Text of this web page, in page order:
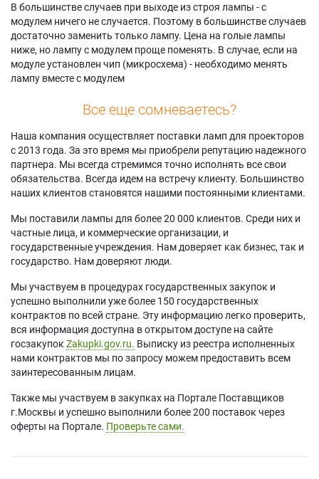
В большинстве случаев при выходе из строя лампы - с
модулем ничего не случается. Поэтому в большинстве случаев
достаточно заменить только лампу. Цена на голые лампы
ниже, но лампу с модулем проще поменять. В случае, если на
модуле установлен чип (микросхема) - необходимо менять
лампу вместе с модулем
Все еще сомневаетесь?
Наша компания осуществляет поставки ламп для проекторов
с 2013 года. За это время мы приобрели репутацию надежного
партнера. Мы всегда стремимся точно исполнять все свои
обязательства. Всегда идем на встречу клиенту. Большинство
наших клиентов становятся нашими постоянными клиентами.
Мы поставили лампы для более 20 000 клиентов. Среди них и
частные лица, и коммерческие организации, и
государственные учреждения. Нам доверяет как бизнес, так и
государство. Нам доверяют люди.
Мы участвуем в процедурах государственных закупок и
успешно выполнили уже более 150 государственных
контрактов по всей стране. Эту информацию легко проверить,
вся информация доступна в открытом доступе на сайте
госзакупок Zakupki.gov.ru. Выписку из реестра исполненных
нами контрактов мы по запросу можем предоставить всем
заинтересованным лицам.
Также мы участвуем в закупках на Портале Поставщиков
г.Москвы и успешно выполнили более 200 поставок через
оферты на Портале. Проверьте сами.